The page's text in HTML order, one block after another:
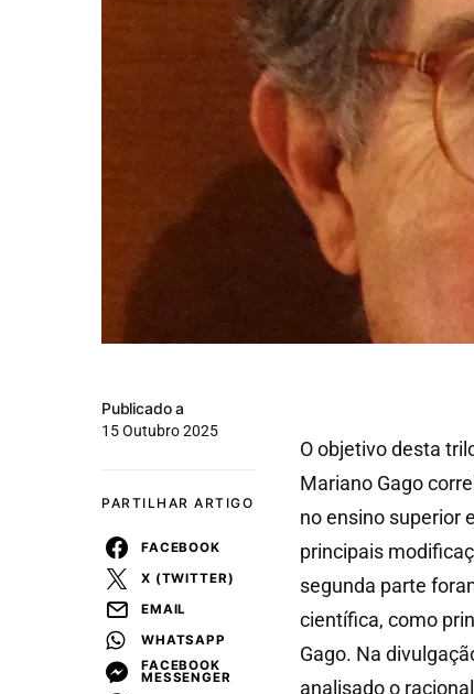
Publicado a
15 Outubro 2025
PARTILHAR ARTIGO
FACEBOOK
X (TWITTER)
EMAIL
WHATSAPP
FACEBOOK
MESSENGER
O objetivo desta
Mariano Gago
no ensino superior
principais
segunda parte
científica, como
Gago. Na
analisado o